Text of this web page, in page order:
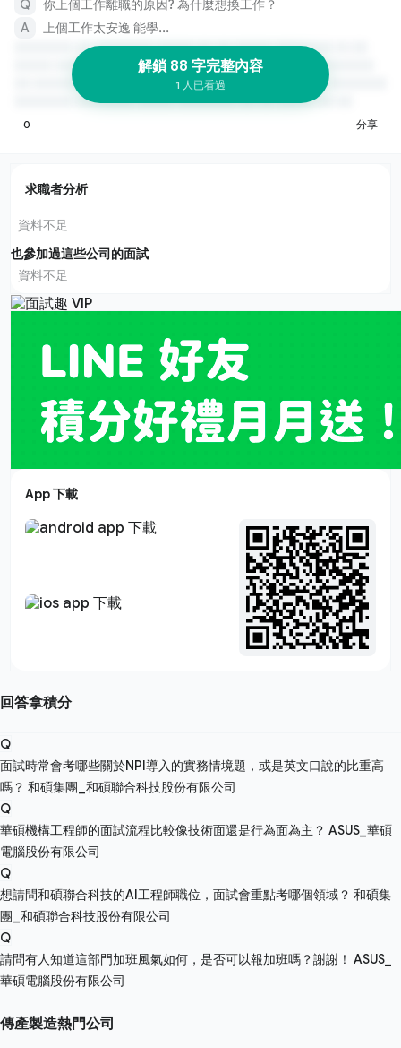
你上個工作離職的原因? 為什麼想換工作？
上個工作太安逸 能學...
解鎖 88 字完整內容
1 人已看過
0 分享
求職者分析
資料不足
也參加過這些公司的面試
資料不足
App 下載
回答拿積分
Q
面試時常會考哪些關於NPI導入的實務情境題，或是英文口說的比重高
嗎？ 和碩集團_和碩聯合科技股份有限公司
Q
華碩機構工程師的面試流程比較像技術面還是行為面為主？ ASUS_華碩
電腦股份有限公司
Q
想請問和碩聯合科技的AI工程師職位，面試會重點考哪個領域？ 和碩集
團_和碩聯合科技股份有限公司
Q
請問有人知道這部門加班風氣如何，是否可以報加班嗎？謝謝！ ASUS_
華碩電腦股份有限公司
傳產製造熱門公司